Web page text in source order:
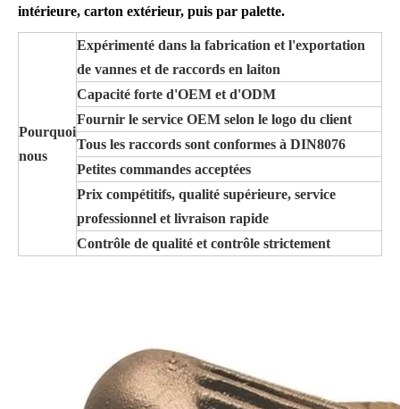
intérieure, carton extérieur, puis par palette.
Pourquoi
nous
Expérimenté dans la fabrication et l'exportation
de vannes et de raccords en laiton
Capacité forte d'OEM et d'ODM
Fournir le service OEM selon le logo du client
Tous les raccords sont conformes à DIN8076
Petites commandes acceptées
Prix ​​compétitifs, qualité supérieure, service
professionnel et livraison rapide
Contrôle de qualité et contrôle strictement